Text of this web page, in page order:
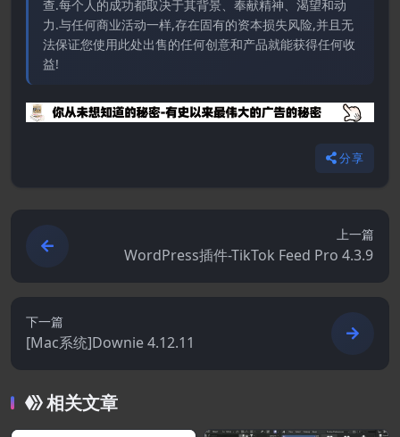
查.每个人的成功都取决于其背景、奉献精神、渴望和动
力.与任何商业活动一样,存在固有的资本损失风险,并且无
法保证您使用此处出售的任何创意和产品就能获得任何收
益!
分享
上一篇
WordPress插件-TikTok Feed Pro 4.3.9
下一篇
[Mac系统]Downie 4.12.11
相关文章